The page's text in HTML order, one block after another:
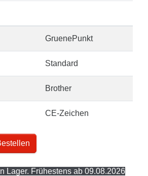
GruenePunkt
Standard
Brother
CE-Zeichen
Lager. Frühestens ab 09.08.2026